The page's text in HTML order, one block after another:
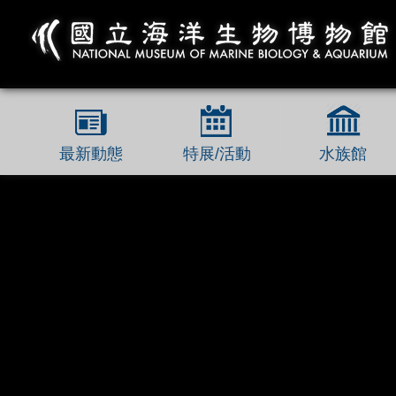
跳到主要內容區塊
最新動態 特展/活動 水族館